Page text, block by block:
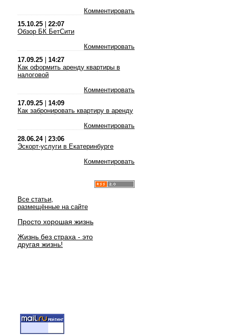
Комментировать
15.10.25
22:07
Обзор БК БетСити
Комментировать
17.09.25
14:27
Как оформить аренду квартиры в
налоговой
Комментировать
17.09.25
14:09
Как забронировать квартиру в аренду
Комментировать
28.06.24| 23:06
Эскорт-услуги в Екатеринбурге
Комментировать
Все статьи,
размещённые на сайте
Просто хорошая жизнь
Жизнь без страха - это
другая жизнь!